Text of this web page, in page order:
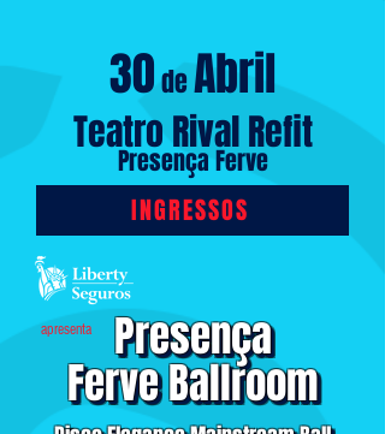
30deAbril
Teatro Rival Refit
Presença Ferve
Presença
Ferve Ballroom
Presença
Ferve Ballroom
INGRESSOS
apresenta